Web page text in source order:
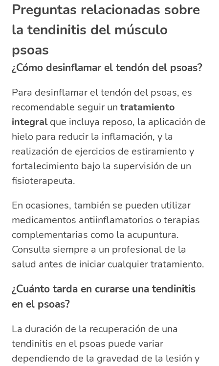
Preguntas relacionadas sobre
la tendinitis del músculo
psoas
¿Cómo desinflamar el tendón del psoas?
Para desinflamar el tendón del psoas, es
recomendable seguir un tratamiento
integralque incluya reposo, la aplicación de
hielo para reducir la inflamación, y la
realización de ejercicios de estiramiento y
fortalecimiento bajo la supervisión de un
fisioterapeuta.
En ocasiones, también se pueden utilizar
medicamentos antiinflamatorios o terapias
complementarias como la acupuntura.
Consulta siempre a un profesional de la
salud antes de iniciar cualquier tratamiento.
¿Cuánto tarda en curarse una tendinitis
en el psoas?
La duración de la recuperación de una
tendinitis en el psoas puede variar
dependiendo de la gravedad de la lesión y